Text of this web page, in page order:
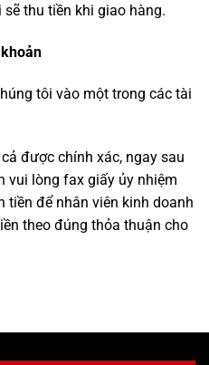
thu tiền khi giao hàng.
tôi vào một trong các tài
được chính xác, ngay sau
vui lòng fax giấy ủy nhiệm
tiền để nhân viên kinh doanh
theo đúng thỏa thuận cho